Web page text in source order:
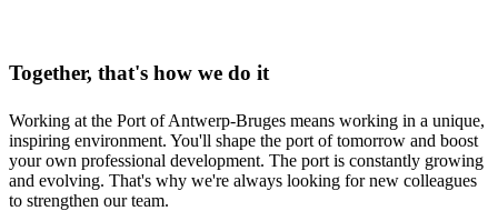
Together, that's how we do it
Working at the Port of Antwerp-Bruges means working in a unique,
inspiring environment. You'll shape the port of tomorrow and boost
your own professional development. The port is constantly growing
and evolving. That's why we're always looking for new colleagues
to strengthen our team.